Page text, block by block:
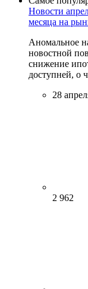
Новости
месяца на
Аномальное
новостной
снижение
доступней, о
28
2 962